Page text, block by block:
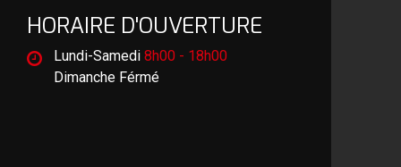
HORAIRE D'OUVERTURE
Lundi-Samedi 8h00 - 18h00
Dimanche Férmé